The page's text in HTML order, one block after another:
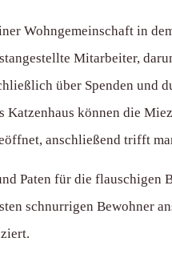
Wohngemeinschaft in
Mitarbeiter,
über Spenden und
können die
anschließend trifft
Paten für die
schnurrigen Bewohner